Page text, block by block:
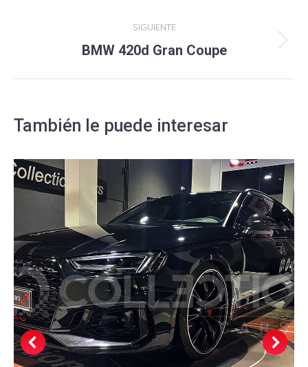
SIGUIENTE
Proyecto
BMW 420d Gran Coupe
También le puede interesar